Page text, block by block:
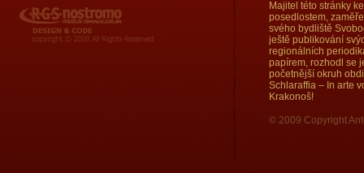
RGS Nostromo
Majitel této stránky
posedlostem,
svého bydliště
ještě publikování
regionálních
papírem, rozhodl se
početnější okruh
Schlaraffia – In arte
Krakonoš!
© 2009 Copyright